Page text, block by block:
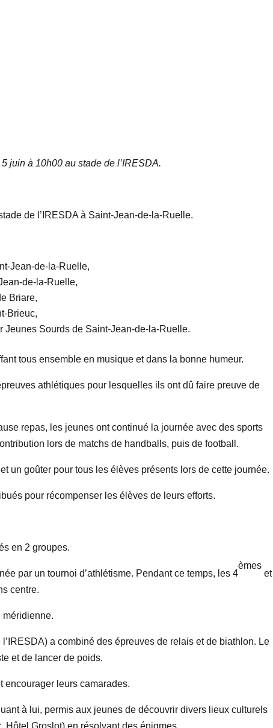
juin à 10h00 au stade de l’IRESDA.
de l’IRESDA à Saint-Jean-de-la-Ruelle.
Jean-de-la-Ruelle,
de-la-Ruelle,
Briare,
Brieuc,
Jeunes Sourds de Saint-Jean-de-la-Ruelle.
tous ensemble en musique et dans la bonne humeur.
athlétiques pour lesquelles ils ont dû faire preuve de
repas, les jeunes ont continué la journée avec des sports
lors de matchs de handballs, puis de football.
un goûter pour tous les élèves présents lors de cette journée.
pour récompenser les élèves de leurs efforts.
en 2 groupes.
par un tournoi d’athlétisme. Pendant ce temps, les 4
èmes
et
centre.
méridienne.
a combiné des épreuves de relais et de biathlon. Le
et de lancer de poids.
encourager leurs camarades.
à lui, permis aux jeunes de découvrir divers lieux culturels